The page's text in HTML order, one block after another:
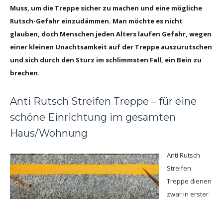
Muss, um die Treppe sicher zu machen und eine mögliche
Rutsch-Gefahr einzudämmen. Man möchte es nicht
glauben, doch Menschen jeden Alters laufen Gefahr, wegen
einer kleinen Unachtsamkeit auf der Treppe auszurutschen
und sich durch den Sturz im schlimmsten Fall, ein Bein zu
brechen.
Anti Rutsch Streifen Treppe – für eine
schöne Einrichtung im gesamten
Haus/Wohnung
Anti Rutsch
Streifen
Treppe dienen
zwar in erster